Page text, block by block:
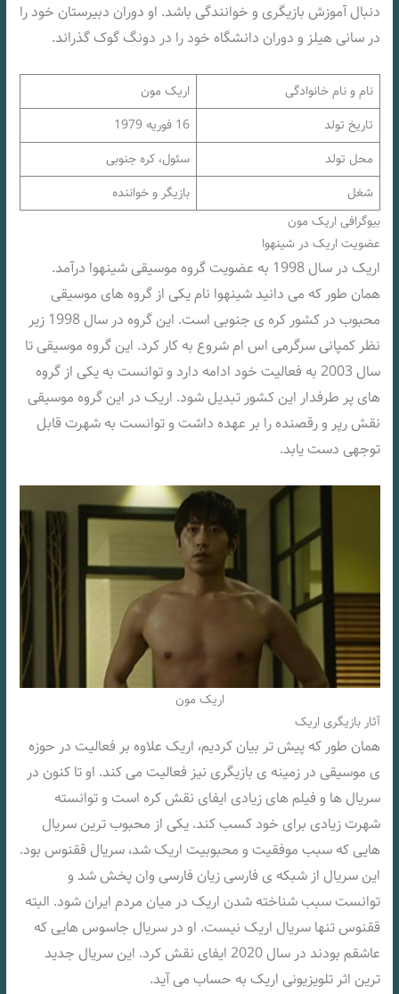
دنبال آموزش بازیگری و خوانندگی باشد. او دوران دبیرستان خود را
در سانی هیلز و دوران دانشگاه خود را در دونگ گوک گذراند.
نام و نام خانوادگی
اریک مون
تاریخ تولد
16 فوریه 1979
محل تولد
سئول، کره جنوبی
شغل
بازیگر و خواننده
بیوگرافی اریک مون
عضویت اریک در شینهوا
اریک در سال 1998 به عضویت گروه موسیقی شینهوا درآمد.
همان طور که می دانید شینهوا نام یکی از گروه های موسیقی
محبوب در کشور کره ی جنوبی است. این گروه در سال 1998 زیر
نظر کمپانی سرگرمی اس ام شروع به کار کرد. این گروه موسیقی تا
سال 2003 به فعالیت خود ادامه دارد و توانست به یکی از گروه
های پر طرفدار این کشور تبدیل شود. اریک در این گروه موسیقی
نقش رپر و رقصنده را بر عهده داشت و توانست به شهرت قابل
توجهی دست یابد.
اریک مون
آثار بازیگری اریک
همان طور که پیش تر بیان کردیم، اریک علاوه بر فعالیت در حوزه
ی موسیقی در زمینه ی بازیگری نیز فعالیت می کند. او تا کنون در
سریال ها و فیلم های زیادی ایفای نقش کره است و توانسته
شهرت زیادی برای خود کسب کند. یکی از محبوب ترین سریال
هایی که سبب موفقیت و محبوبیت اریک شد، سریال ققنوس بود.
این سریال از شبکه ی فارسی زیان فارسی وان پخش شد و
توانست سبب شناخته شدن اریک در میان مردم ایران شود. البته
ققنوس تنها سریال اریک نیست. او در سریال جاسوس هایی که
عاشقم بودند در سال 2020 ایفای نقش کرد. این سریال جدید
ترین اثر تلویزیونی اریک به حساب می آید.